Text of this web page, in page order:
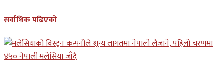
सर्वाधिक पढिएको